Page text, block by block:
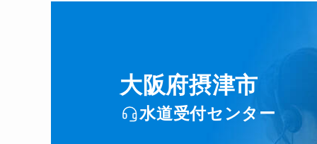
大阪府摂津市
水道受付センター